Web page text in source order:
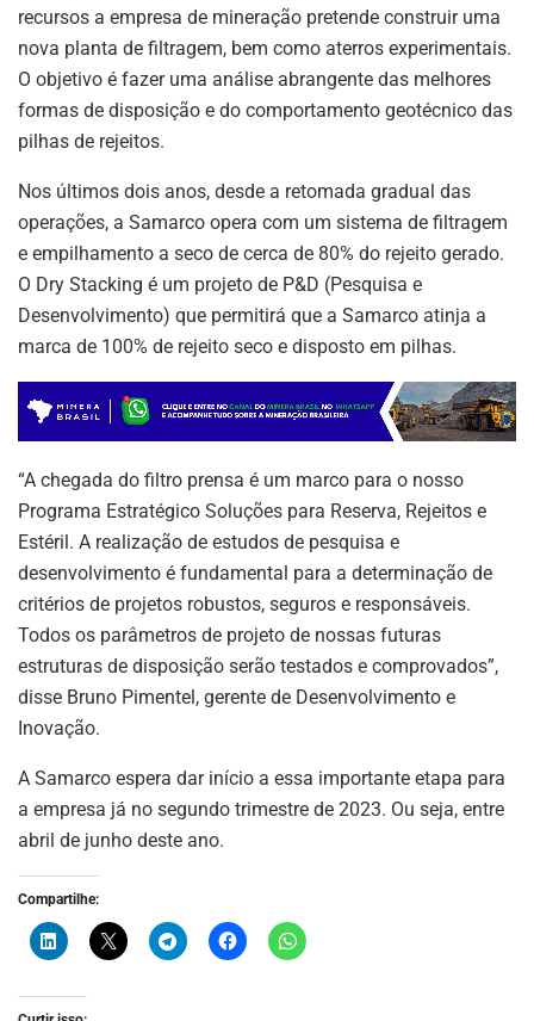
recursos a empresa de mineração pretende construir uma
nova planta de filtragem, bem como aterros experimentais.
O objetivo é fazer uma análise abrangente das melhores
formas de disposição e do comportamento geotécnico das
pilhas de rejeitos.
Nos últimos dois anos, desde a retomada gradual das
operações, a Samarco opera com um sistema de filtragem
e empilhamento a seco de cerca de 80% do rejeito gerado.
O Dry Stacking é um projeto de P&D (Pesquisa e
Desenvolvimento) que permitirá que a Samarco atinja a
marca de 100% de rejeito seco e disposto em pilhas.
“A chegada do filtro prensa é um marco para o nosso
Programa Estratégico Soluções para Reserva, Rejeitos e
Estéril. A realização de estudos de pesquisa e
desenvolvimento é fundamental para a determinação de
critérios de projetos robustos, seguros e responsáveis.
Todos os parâmetros de projeto de nossas futuras
estruturas de disposição serão testados e comprovados”,
disse Bruno Pimentel, gerente de Desenvolvimento e
Inovação.
A Samarco espera dar início a essa importante etapa para
a empresa já no segundo trimestre de 2023. Ou seja, entre
abril de junho deste ano.
Compartilhe:
NEWSLETTER